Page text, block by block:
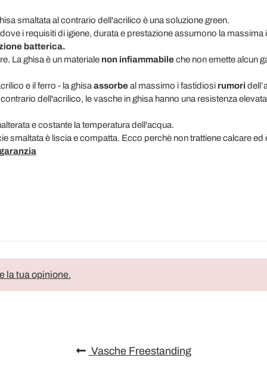
smaltata al contrario dell'acrilico è una soluzione green.
i requisiti di igiene, durata e prestazione assumono la
batterica.
La ghisa è un materiale non infiammabileche non emette alcun
e il ferro - la ghisaassorbeal massimo i fastidiosi rumori
dell'acrilico, le vasche in ghisa hanno una resistenza
e costante la temperatura dell'acqua.
smaltata è liscia e compatta. Ecco perchè non trattiene calcare ed
la tua opinione.
Vasche Freestanding